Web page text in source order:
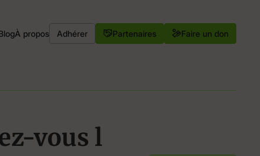
À propos Adhérer Partenaires Faire un don
vous l